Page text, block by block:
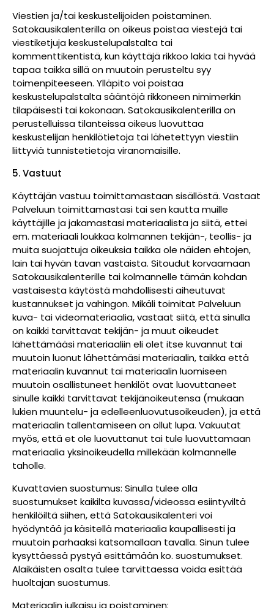
Viestien ja/tai keskustelijoiden poistaminen.
Satokausikalenterilla on oikeus poistaa viestejä tai
viestiketjuja keskustelupalstalta tai
kommenttikentistä, kun käyttäjä rikkoo lakia tai hyvää
tapaa taikka sillä on muutoin perusteltu syy
toimenpiteeseen. Ylläpito voi poistaa
keskustelupalstalta sääntöjä rikkoneen nimimerkin
tilapäisesti tai kokonaan. Satokausikalenterilla on
perustelluissa tilanteissa oikeus luovuttaa
keskustelijan henkilötietoja tai lähetettyyn viestiin
liittyviä tunnistetietoja viranomaisille.
5. Vastuut
Käyttäjän vastuu toimittamastaan sisällöstä. Vastaat
Palveluun toimittamastasi tai sen kautta muille
käyttäjille ja jakamastasi materiaalista ja siitä, ettei
em. materiaali loukkaa kolmannen tekijän-, teollis- ja
muita suojattuja oikeuksia taikka ole näiden ehtojen,
lain tai hyvän tavan vastaista. Sitoudut korvaamaan
Satokausikalenterille tai kolmannelle tämän kohdan
vastaisesta käytöstä mahdollisesti aiheutuvat
kustannukset ja vahingon. Mikäli toimitat Palveluun
kuva- tai videomateriaalia, vastaat siitä, että sinulla
on kaikki tarvittavat tekijän- ja muut oikeudet
lähettämääsi materiaaliin eli olet itse kuvannut tai
muutoin luonut lähettämäsi materiaalin, taikka että
materiaalin kuvannut tai materiaalin luomiseen
muutoin osallistuneet henkilöt ovat luovuttaneet
sinulle kaikki tarvittavat tekijänoikeutensa (mukaan
lukien muuntelu- ja edelleenluovutusoikeuden), ja että
materiaalin tallentamiseen on ollut lupa. Vakuutat
myös, että et ole luovuttanut tai tule luovuttamaan
materiaalia yksinoikeudella millekään kolmannelle
taholle.
Kuvattavien suostumus: Sinulla tulee olla
suostumukset kaikilta kuvassa/videossa esiintyviltä
henkilöiltä siihen, että Satokausikalenteri voi
hyödyntää ja käsitellä materiaalia kaupallisesti ja
muutoin parhaaksi katsomallaan tavalla. Sinun tulee
kysyttäessä pystyä esittämään ko. suostumukset.
Alaikäisten osalta tulee tarvittaessa voida esittää
huoltajan suostumus.
Materiaalin julkaisu ja poistaminen: